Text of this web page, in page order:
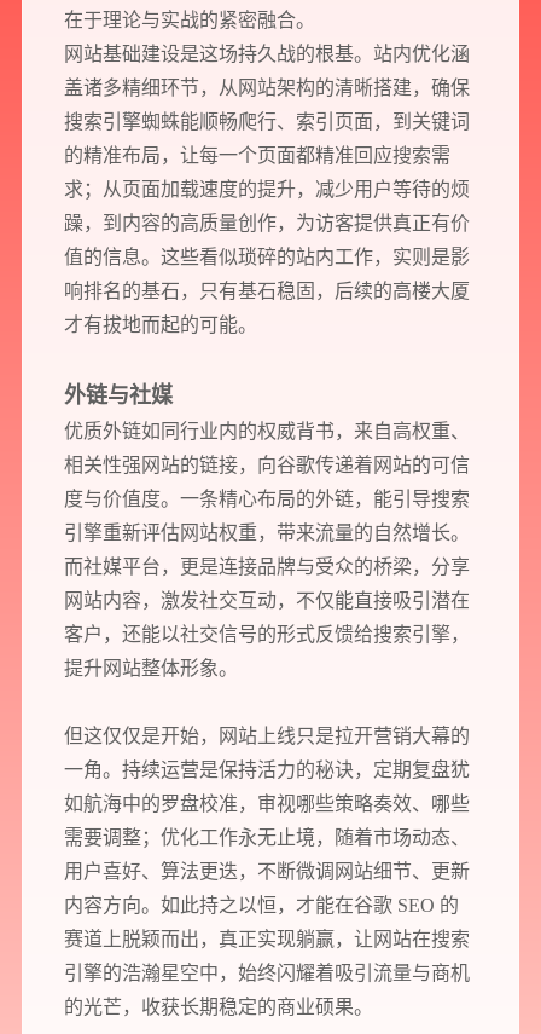
预约我们的数字化专家
1v1为您提供服务
我们将为您提供量身定制的个性化服务，包括竞品观察，行业数据分析
实施方案及对应预算等
您需要： 网站建设 数字产品研发
SEO搜索优化
品牌设计
您希望： 预约面谈 在线视频会议 电话 / 微信沟通
您所提交的信息将严格保密，且不以任何形式透露给任何第三方
再想想，稍后预约
在于理论与实战的紧密融合。
网站基础建设是这场持久战的根基。站内优化涵
盖诸多精细环节，从网站架构的清晰搭建，确保
搜索引擎蜘蛛能顺畅爬行、索引页面，到关键词
的精准布局，让每一个页面都精准回应搜索需
求；从页面加载速度的提升，减少用户等待的烦
躁，到内容的高质量创作，为访客提供真正有价
值的信息。这些看似琐碎的站内工作，实则是影
响排名的基石，只有基石稳固，后续的高楼大厦
才有拔地而起的可能。
外链与社媒
优质外链如同行业内的权威背书，来自高权重、
相关性强网站的链接，向谷歌传递着网站的可信
度与价值度。一条精心布局的外链，能引导搜索
引擎重新评估网站权重，带来流量的自然增长。
而社媒平台，更是连接品牌与受众的桥梁，分享
网站内容，激发社交互动，不仅能直接吸引潜在
客户，还能以社交信号的形式反馈给搜索引擎，
提升网站整体形象。
但这仅仅是开始，网站上线只是拉开营销大幕的
一角。持续运营是保持活力的秘诀，定期复盘犹
如航海中的罗盘校准，审视哪些策略奏效、哪些
需要调整；优化工作永无止境，随着市场动态、
用户喜好、算法更迭，不断微调网站细节、更新
内容方向。如此持之以恒，才能在谷歌 SEO 的
赛道上脱颖而出，真正实现躺赢，让网站在搜索
引擎的浩瀚星空中，始终闪耀着吸引流量与商机
的光芒，收获长期稳定的商业硕果。